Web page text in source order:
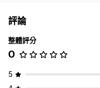
評論
整體評分
0
5